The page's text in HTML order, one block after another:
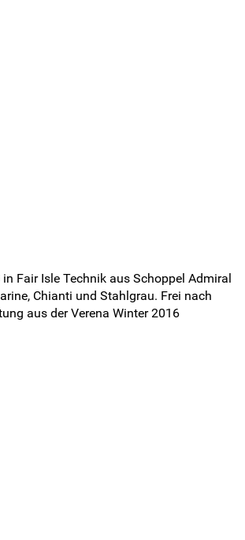
Fair Isle Technik aus Schoppel Admiral
Chianti und Stahlgrau. Frei nach
aus der Verena Winter 2016